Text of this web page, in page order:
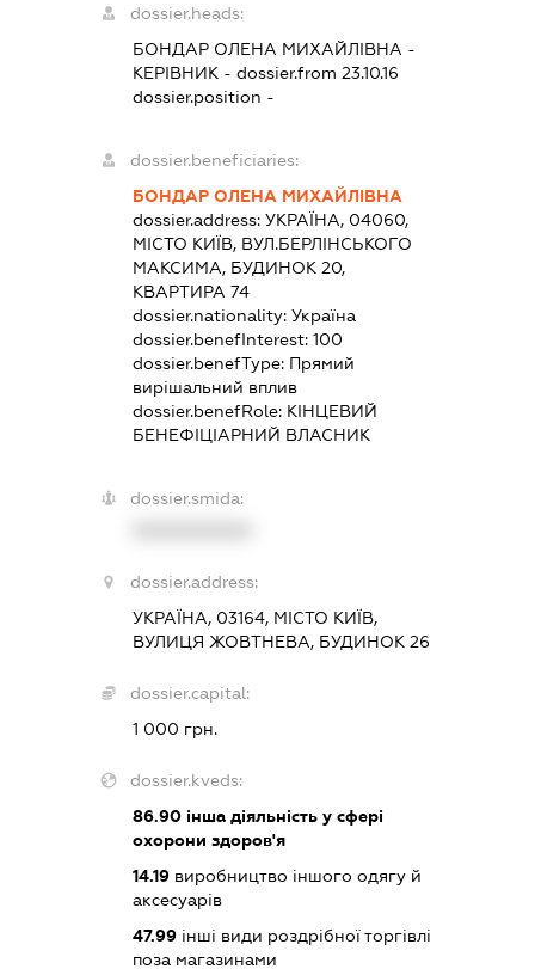
dossier.heads:
БОНДАР ОЛЕНА МИХАЙЛІВНА -
КЕРІВНИК - dossier.from 23.10.16
dossier.position -
dossier.beneficiaries:
БОНДАР ОЛЕНА МИХАЙЛІВНА
dossier.address: УКРАЇНА, 04060,
МІСТО КИЇВ, ВУЛ.БЕРЛІНСЬКОГО
МАКСИМА, БУДИНОК 20,
КВАРТИРА 74
dossier.nationality: Україна
dossier.benefInterest: 100
dossier.benefType: Прямий
вирішальний вплив
dossier.benefRole: КІНЦЕВИЙ
БЕНЕФІЦІАРНИЙ ВЛАСНИК
dossier.smida:
dossier.address:
УКРАЇНА, 03164, МІСТО КИЇВ,
ВУЛИЦЯ ЖОВТНЕВА, БУДИНОК 26
dossier.capital:
1 000 грн.
dossier.kveds:
86.90інша діяльність у сфері
охорони здоров'я
14.19виробництво іншого одягу й
аксесуарів
47.99інші види роздрібної торгівлі
поза магазинами